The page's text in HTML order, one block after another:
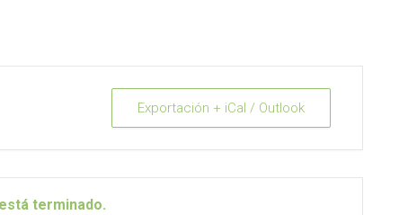
Exportación + iCal / Outlook
terminado.